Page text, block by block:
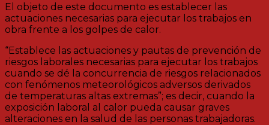
El objeto de este documento es establecer las
actuaciones necesarias para ejecutar los trabajos en
obra frente a los golpes de calor.
“Establece las actuaciones y pautas de prevención de
riesgos laborales necesarias para ejecutar los trabajos
cuando se dé la concurrencia de riesgos relacionados
con fenómenos meteorológicos adversos derivados
de temperaturas altas extremas”; es decir, cuando la
exposición laboral al calor pueda causar graves
alteraciones en la salud de las personas trabajadoras.